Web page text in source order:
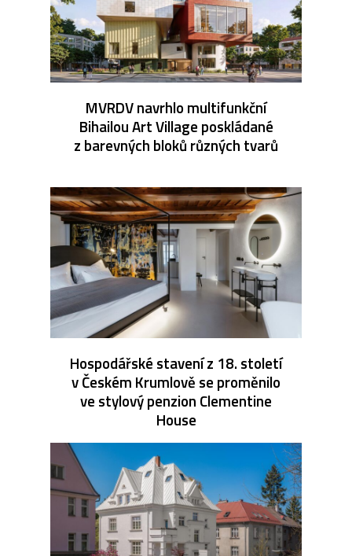
MVRDV navrhlo multifunkční
Bihailou Art Village poskládané
z barevných bloků různých tvarů
Hospodářské stavení z 18. století
v Českém Krumlově se proměnilo
ve stylový penzion Clementine
House